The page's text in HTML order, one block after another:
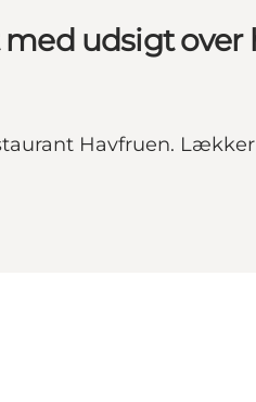
udsigt over
Havfruen.